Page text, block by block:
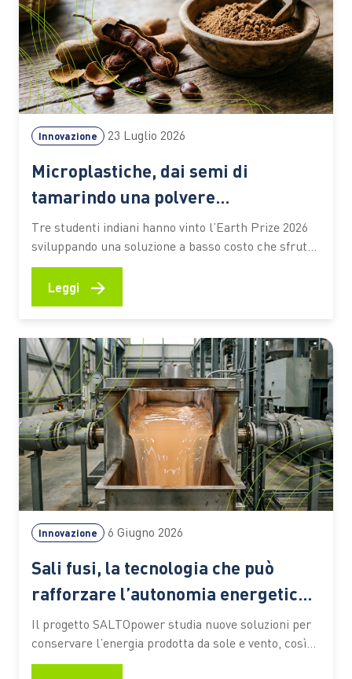
Innovazione 23 Luglio 2026
Microplastiche, dai semi di
tamarindo una polvere
biodegradabile che depura l’acqua
senza elettricità
Tre studenti indiani hanno vinto l’Earth Prize 2026
sviluppando una soluzione a basso costo che sfrutta
materiali naturali e particelle magnetiche per
catturare gli inquinanti. Un’idea che potrebbe
ampliare l’accesso alle tecnologie di trattamento
tamarindo, una polvere biodegradabile e un
sistema…
Leggi →
Innovazione 6 Giugno 2026
Sali fusi, la tecnologia che può
rafforzare l’autonomia energetica
europea
Il progetto SALTOpower studia nuove soluzioni per
conservare l’energia prodotta da sole e vento, così
da renderla disponibile anche quando le rinnovabili